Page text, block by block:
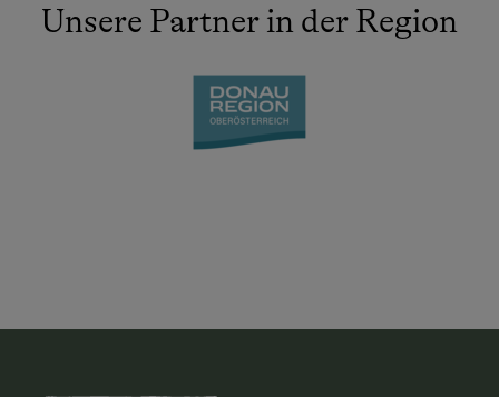
Unsere Partner in der Region